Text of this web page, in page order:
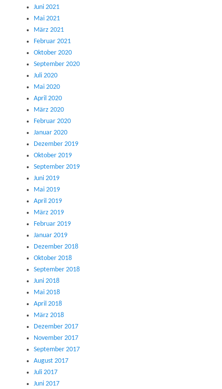
Juni 2021
Mai 2021
März 2021
Februar 2021
Oktober 2020
September 2020
Juli 2020
Mai 2020
April 2020
März 2020
Februar 2020
Januar 2020
Dezember 2019
Oktober 2019
September 2019
Juni 2019
Mai 2019
April 2019
März 2019
Februar 2019
Januar 2019
Dezember 2018
Oktober 2018
September 2018
Juni 2018
Mai 2018
April 2018
März 2018
Dezember 2017
November 2017
September 2017
August 2017
Juli 2017
Juni 2017